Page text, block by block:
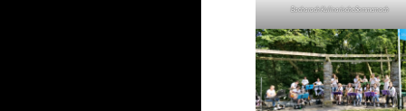
Bacharach Kulinarische Sommernach